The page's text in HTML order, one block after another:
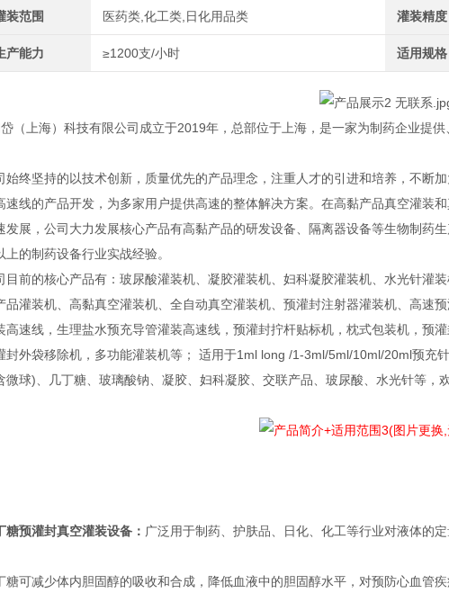
装范围 医药类,化工类,日化用品类 灌装精度
产能力 ≥1200支/小时 适用规格
（上海）科技有限公司成立于2019年，总部位于上海，是一家为制药企业提
始终坚持的以技术创新，质量优先的产品理念，注重人才的引进和培养，不断
速线的产品开发，为多家用户提供高速的整体解决方案。在高黏产品真空灌装
发展，公司大力发展核心产品有高黏产品的研发设备、隔离器设备等生物制药
上的制药设备行业实战经验。
目前的核心产品有：玻尿酸灌装机、凝胶灌装机、妇科凝胶灌装机、水光针灌
品灌装机、高黏真空灌装机、全自动真空灌装机、预灌封注射器灌装机、高速
高速线，生理盐水预充导管灌装高速线，预灌封拧杆贴标机，枕式包装机，预
封外袋移除机，多功能灌装机等； 适用于1ml long /1-3ml/5ml/10ml/20ml预充
微球)、几丁糖、玻璃酸钠、凝胶、妇科凝胶、交联产品、玻尿酸、水光针等，
糖预灌封真空灌装设备 ： 广泛用于制药、护肤品、日化、化工等行业对液体的
糖可减少体内胆固醇的吸收和合成，降低血液中的胆固醇水平，对预防心血管疾